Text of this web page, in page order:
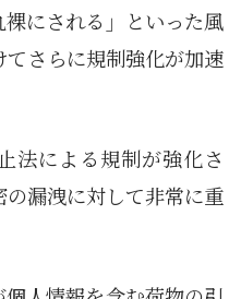
にされる」といった風
さらに規制強化が加速
法による規制が強化さ
漏洩に対して非常に重